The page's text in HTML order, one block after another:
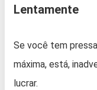
Lentamente
Se você tem
máxima, está,
lucrar.